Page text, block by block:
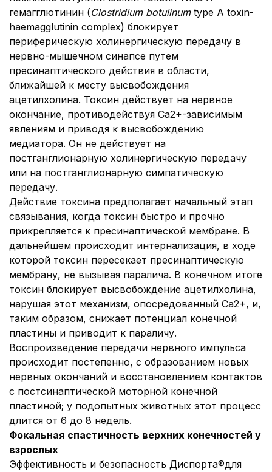
гемагглютинин (Clostridium botulinumtype A toxin-
haemagglutinin complex) блокирует
периферическую холинергическую передачу в
нервно-мышечном синапсе путем
пресинаптического действия в области,
ближайшей к месту высвобождения
ацетилхолина. Токсин действует на нервное
окончание, противодействуя Ca2+-зависимым
явлениям и приводя к высвобождению
медиатора. Он не действует на
постганглионарную холинергическую передачу
или на постганглионарную симпатическую
передачу.
Действие токсина предполагает начальный этап
связывания, когда токсин быстро и прочно
прикрепляется к пресинаптической мембране. В
дальнейшем происходит интернализация, в ходе
которой токсин пересекает пресинаптическую
мембрану, не вызывая паралича. В конечном итоге
токсин блокирует высвобождение ацетилхолина,
нарушая этот механизм, опосредованный Ca2+, и,
таким образом, снижает потенциал конечной
пластины и приводит к параличу.
Воспроизведение передачи нервного импульса
происходит постепенно, с образованием новых
нервных окончаний и восстановлением контактов
с постсинаптической моторной конечной
пластиной; у подопытных животных этот процесс
длится от 6 до 8 недель.
Фокальная спастичность верхних конечностей у
взрослых
Эффективность и безопасность Диспорта®для